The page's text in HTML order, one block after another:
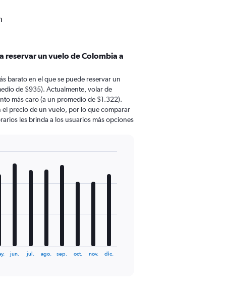
reservar un vuelo de Colombia a
barato en el que se puede reservar un
de $935). Actualmente, volar de
más caro (a un promedio de $1.322).
precio de un vuelo, por lo que comparar
les brinda a los usuarios más opciones
jun. jul. ago. sep. oct. nov. dic.